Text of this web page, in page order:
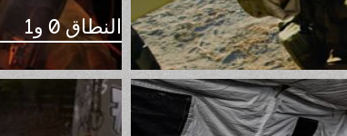
النطاق 0 و1